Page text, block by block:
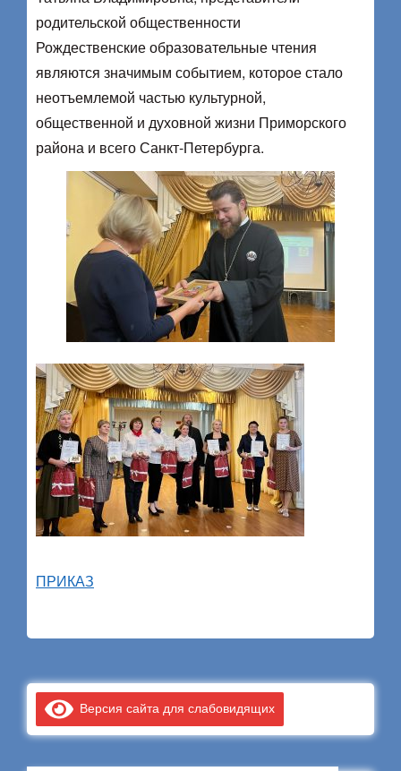
родительской общественности
Рождественские образовательные чтения
являются значимым событием, которое стало
неотъемлемой частью культурной,
общественной и духовной жизни Приморского
района и всего Санкт-Петербурга.
ПРИКАЗ
Версия сайта для слабовидящих